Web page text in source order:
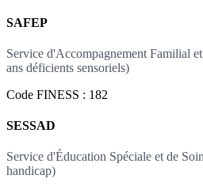
SAFEP
Service d'Accompagnement Familial
ans déficients sensoriels)
Code FINESS : 182
SESSAD
Service d'Éducation Spéciale et de
handicap)